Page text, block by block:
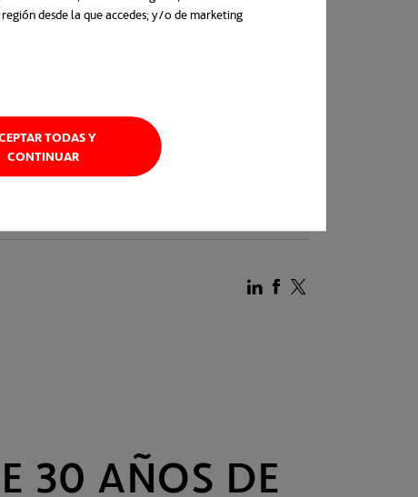
desde la que accedes; y/o de marketing
una pestaña nueva
TODAS Y
CONTINUAR